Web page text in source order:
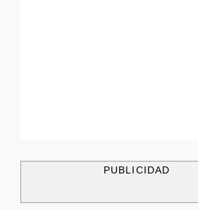
PUBLICIDAD